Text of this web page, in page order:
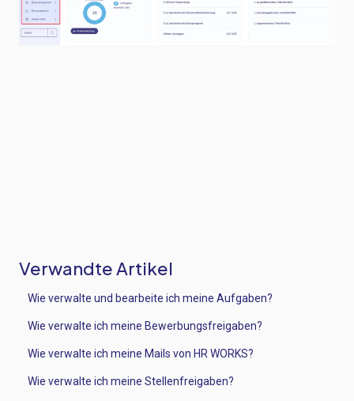
Verwandte Artikel
Wie verwalte und bearbeite ich meine Aufgaben?
Wie verwalte ich meine Bewerbungsfreigaben?
Wie verwalte ich meine Mails von HR WORKS?
Wie verwalte ich meine Stellenfreigaben?